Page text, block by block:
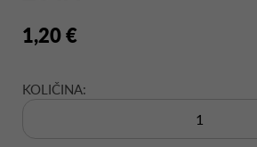
1,20 €
KOLIČINA: